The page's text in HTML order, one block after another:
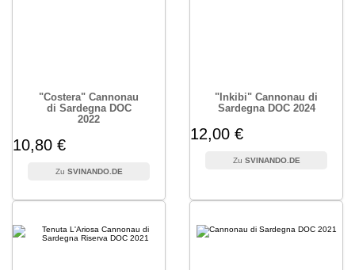
"Costera" Cannonau
di Sardegna DOC
2022
10,80 €
SVINANDO.DE
"Inkibi" Cannonau di
Sardegna DOC 2024
12,00 €
SVINANDO.DE